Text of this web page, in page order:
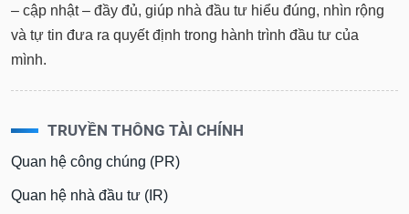
– cập nhật – đầy đủ, giúp nhà đầu tư hiểu đúng, nhìn rộng
và tự tin đưa ra quyết định trong hành trình đầu tư của
mình.
TRUYỀN THÔNG TÀI CHÍNH
Quan hệ công chúng (PR)
Quan hệ nhà đầu tư (IR)
chính
tư